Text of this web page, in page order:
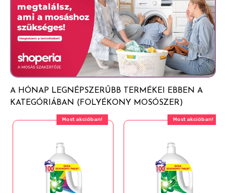
A HÓNAP LEGNÉPSZERŰBB TERMÉKEI EBBEN A
KATEGÓRIÁBAN (FOLYÉKONY MOSÓSZER)
Most akcióban! Most akcióban!